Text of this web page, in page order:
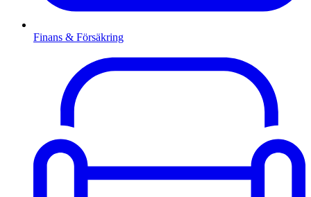
Finans & Försäkring